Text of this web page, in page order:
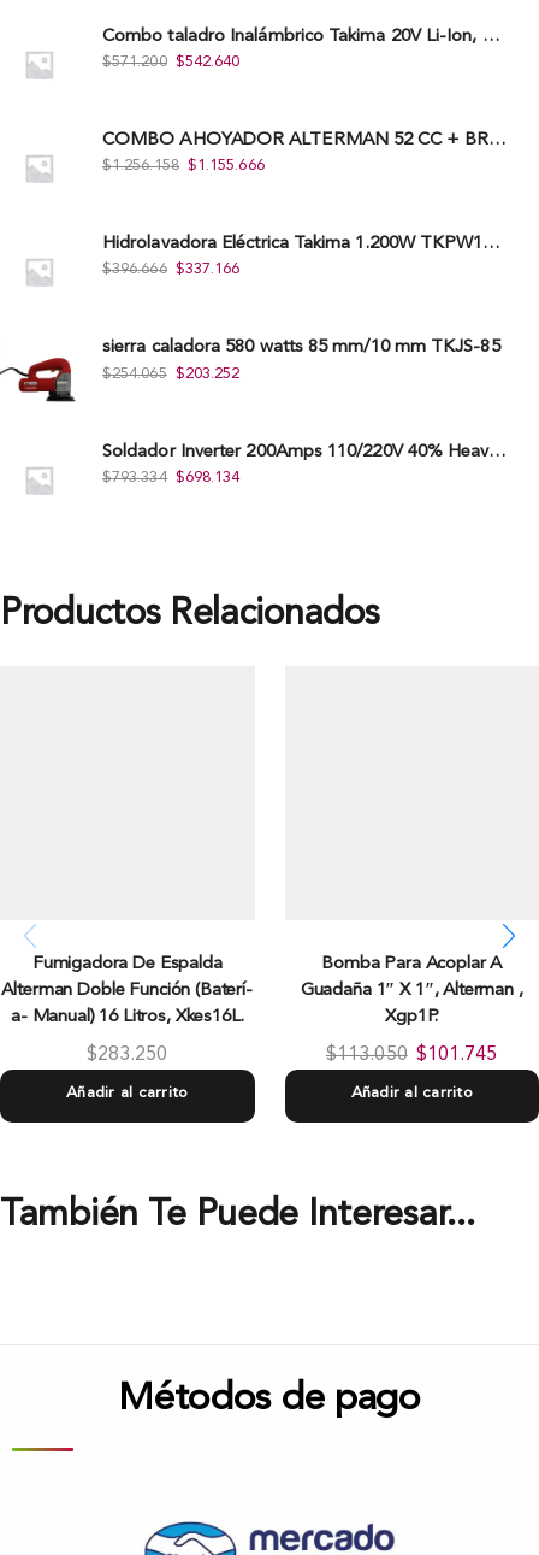
Combo taladro Inalámbrico Takima 20V Li-Ion, Tklcd-20. + Polichadora Takima 7″ 1.200W, Tksp-180-D.
$571.200 $542.640
COMBO AHOYADOR ALTERMAN 52 CC + BROCA DE 20 CM X 80 CM + BROCA DE 15 CM X 80 CM
$1.256.158 $1.155.666
Hidrolavadora Eléctrica Takima 1.200W TKPW1200-13
$396.666 $337.166
sierra caladora 580 watts 85 mm/10 mm TKJS-85
$254.065 $203.252
Soldador Inverter 200Amps 110/220V 40% Heavy Duty (Hd) Tkwi-200-C
$793.334 $698.134
Productos Relacionados
Fumigadora De Espalda
Alterman Doble Función (Baterí­
a- Manual) 16 Litros, Xkes16L.
$283.250
Añadir al carrito
Bomba Para Acoplar A
Guadaña 1″ X 1″, Alterman ,
Xgp1P.
$113.050 $101.745
Añadir al carrito
También Te Puede Interesar...
Métodos de pago